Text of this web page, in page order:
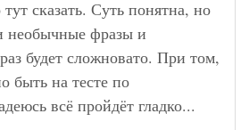
сказать. Суть понятна, но
необычные фразы и
будет сложновато. При том,
быть на тесте по
всё пройдёт гладко...